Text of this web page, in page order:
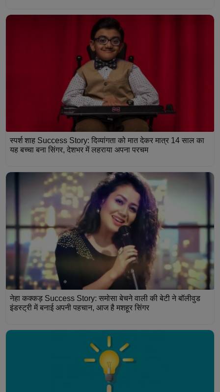
स्पर्श शाह Success Story: दिव्यांगता को मात देकर मात्र 14 साल का
यह बच्चा बना सिंगर, देशभर में लहराया अपना परचम
नेहा कक्कड़ Success Story: समोसा बेचने वाली की बेटी ने बॉलीवुड
इंडस्ट्री में बनाई अपनी पहचान, आज है मशहूर सिंगर